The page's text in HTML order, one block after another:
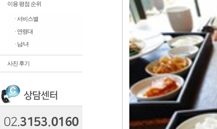
이용 평점 순위
· 서비스별
· 연령대
· 남/녀
사진 후기